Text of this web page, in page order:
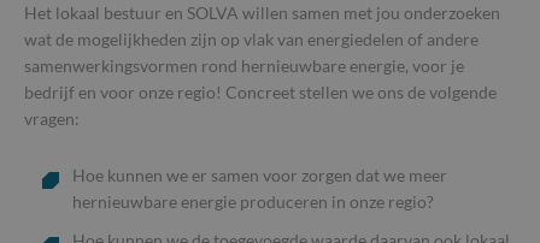
Het lokaal bestuur en SOLVA willen samen met jou onderzoeken
wat de mogelijkheden zijn op vlak van energiedelen of andere
samenwerkingsvormen rond hernieuwbare energie, voor je
bedrijf en voor onze regio! Concreet stellen we ons de volgende
vragen:
Hoe kunnen we er samen voor zorgen dat we meer
hernieuwbare energie produceren in onze regio?